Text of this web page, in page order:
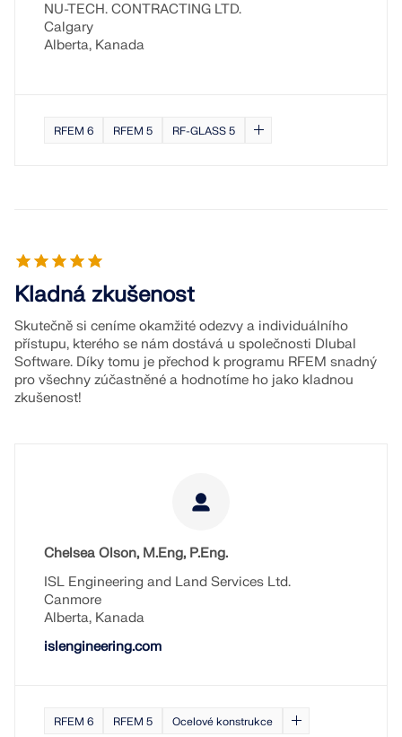
NU-TECH. CONTRACTING LTD.
Calgary
Alberta, Kanada
RFEM 6 RFEM 5 RF-GLASS 5
Kladná zkušenost
Skutečně si ceníme okamžité odezvy a individuálního
přístupu, kterého se nám dostává u společnosti Dlubal
Software. Díky tomu je přechod k programu RFEM snadný
pro všechny zúčastněné a hodnotíme ho jako kladnou
zkušenost!
Chelsea Olson, M.Eng, P.Eng.
ISL Engineering and Land Services Ltd.
Canmore
Alberta, Kanada
islengineering.com
RFEM 6 RFEM 5 Ocelové konstrukce